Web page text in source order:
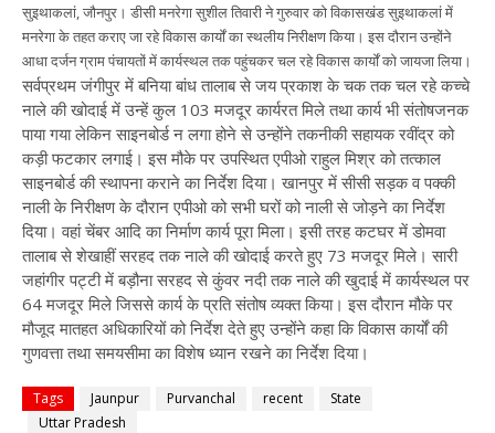
सुइथाकलां, जौनपुर। डीसी मनरेगा सुशील तिवारी ने गुरुवार को विकासखंड सुइथाकलां में
मनरेगा के तहत कराए जा रहे विकास कार्यों का स्थलीय निरीक्षण किया। इस दौरान उन्होंने
आधा दर्जन ग्राम पंचायतों में कार्यस्थल तक पहुंचकर चल रहे विकास कार्यों को जायजा लिया।
सर्वप्रथम जंगीपुर में बनिया बांध तालाब से जय प्रकाश के चक तक चल रहे कच्चे
नाले की खोदाई में उन्हें कुल 103 मजदूर कार्यरत मिले तथा कार्य भी संतोषजनक
पाया गया लेकिन साइनबोर्ड न लगा होने से उन्होंने तकनीकी सहायक रवींद्र को
कड़ी फटकार लगाई। इस मौके पर उपस्थित एपीओ राहुल मिश्र को तत्काल
साइनबोर्ड की स्थापना कराने का निर्देश दिया। खानपुर में सीसी सड़क व पक्की
नाली के निरीक्षण के दौरान एपीओ को सभी घरों को नाली से जोड़ने का निर्देश
दिया। वहां चेंबर आदि का निर्माण कार्य पूरा मिला। इसी तरह कटघर में डोमवा
तालाब से शेखाहीं सरहद तक नाले की खोदाई करते हुए 73 मजदूर मिले। सारी
जहांगीर पट्टी में बड़ौना सरहद से कुंवर नदी तक नाले की खुदाई में कार्यस्थल पर
64 मजदूर मिले जिससे कार्य के प्रति संतोष व्यक्त किया। इस दौरान मौके पर
मौजूद मातहत अधिकारियों को निर्देश देते हुए उन्होंने कहा कि विकास कार्यों की
गुणवत्ता तथा समयसीमा का विशेष ध्यान रखने का निर्देश दिया।
Tags Jaunpur Purvanchal recent
State
Uttar Pradesh